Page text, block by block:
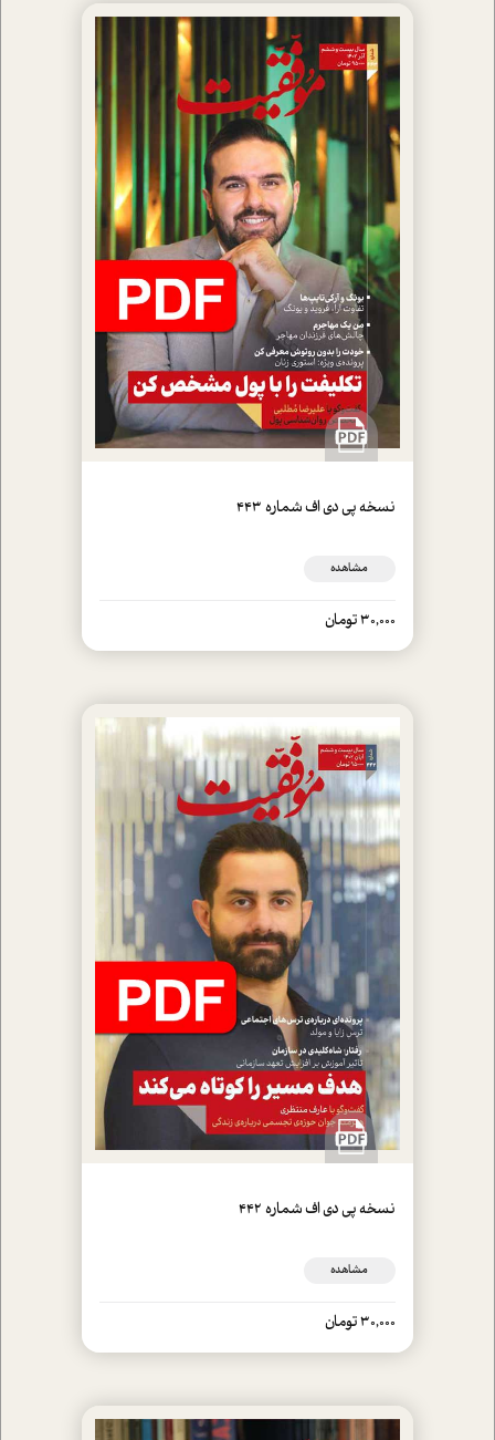
نسخه پي دي اف شماره 443
مشاهده
30,000 تومان
نسخه پي دي اف شماره 442
مشاهده
30,000 تومان